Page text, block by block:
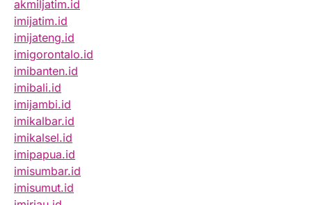
akmiljatim.id
imijatim.id
imijateng.id
imigorontalo.id
imibanten.id
imibali.id
imijambi.id
imikalbar.id
imikalsel.id
imipapua.id
imisumbar.id
imisumut.id